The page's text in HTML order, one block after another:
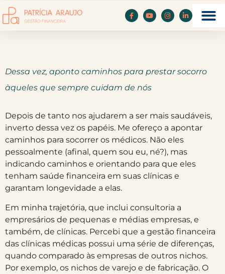
Dessa vez, aponto caminhos para prestar socorro
àqueles que sempre cuidam de nós
Depois de tanto nos ajudarem a ser mais saudáveis,
inverto dessa vez os papéis. Me ofereço a apontar
caminhos para socorrer os médicos. Não eles
pessoalmente (afinal, quem sou eu, né?), mas
indicando caminhos e orientando para que eles
tenham saúde financeira em suas clínicas e
garantam longevidade a elas.
Em minha trajetória, que inclui consultoria a
empresários de pequenas e médias empresas, e
também, de clínicas. Percebi que a gestão financeira
das clínicas médicas possui uma série de diferenças,
quando comparado às empresas de outros nichos.
Por exemplo, os nichos de varejo e de fabricação. O